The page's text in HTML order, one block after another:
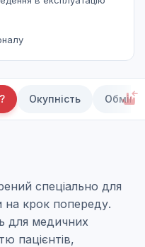
Окупність Обмін
спеціально для
на крок попереду.
для медичних
пацієнтів,